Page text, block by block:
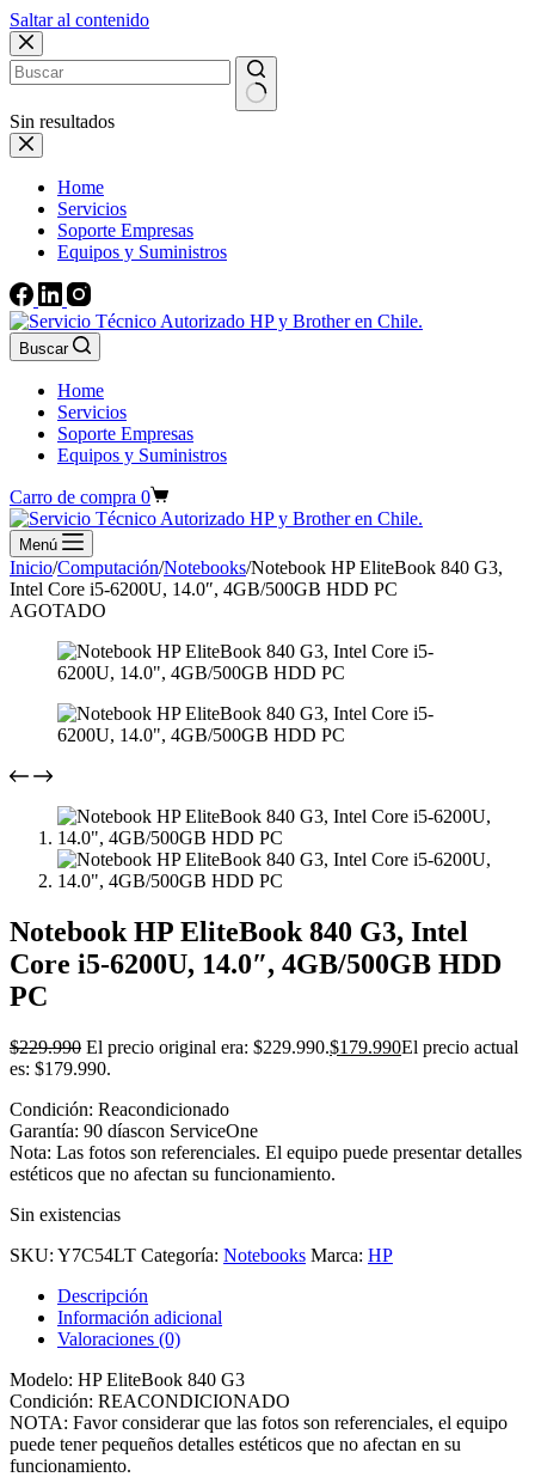
Saltar al contenido
Sin resultados
Home
Servicios
Soporte Empresas
Equipos y Suministros
Buscar
Home
Servicios
Soporte Empresas
Equipos y Suministros
Carro de compra 0
Menú
Inicio/Computación/Notebooks/Notebook HP EliteBook 840 G3,
Intel Core i5-6200U, 14.0″, 4GB/500GB HDD PC
AGOTADO
Notebook HP EliteBook 840 G3, Intel
Core i5-6200U, 14.0″, 4GB/500GB HDD
PC
$229.990 El precio original era: $229.990.$179.990El precio actual
es: $179.990.
Condición: Reacondicionado
Garantía: 90 díascon ServiceOne
Nota: Las fotos son referenciales. El equipo puede presentar detalles
estéticos que no afectan su funcionamiento.
Sin existencias
SKU: Y7C54LT Categoría: Notebooks Marca: HP
Descripción
Información adicional
Valoraciones (0)
Modelo: HP EliteBook 840 G3
Condición: REACONDICIONADO
NOTA: Favor considerar que las fotos son referenciales, el equipo
puede tener pequeños detalles estéticos que no afectan en su
funcionamiento.